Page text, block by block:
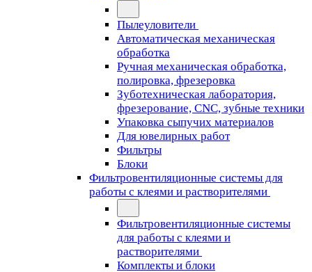
Пылеуловители
Автоматическая механическая
обработка
Ручная механическая обработка,
полировка, фрезеровка
Зуботехническая лаборатория,
фрезерование, CNC, зубные техники
Упаковка сыпучих материалов
Для ювелирных работ
Фильтры
Блоки
Фильтровентиляционные системы для
работы с клеями и растворителями
Фильтровентиляционные системы
для работы с клеями и
растворителями
Комплекты и блоки